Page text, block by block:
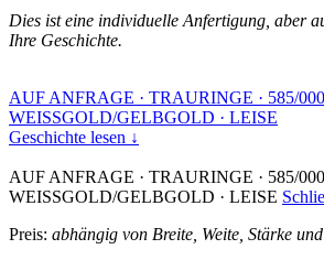
Dies ist eine individuelle Anfertigung, aber
Ihre Geschichte.
AUF ANFRAGE · TRAURINGE · 585/000
WEISSGOLD/GELBGOLD · LEISE
Geschichte lesen ↓
AUF ANFRAGE · TRAURINGE · 585/000
WEISSGOLD/GELBGOLD · LEISE
Preis: abhängig von Breite, Weite, Stärke